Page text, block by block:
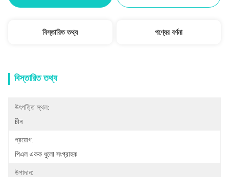
বিস্তারিত তথ্য পণ্যের বর্ণনা
বিস্তারিত তথ্য
উৎপত্তি স্থল:
চীন
প্রয়োগ:
পিএল একক ধুলো সংগ্রাহক
উপাদান: